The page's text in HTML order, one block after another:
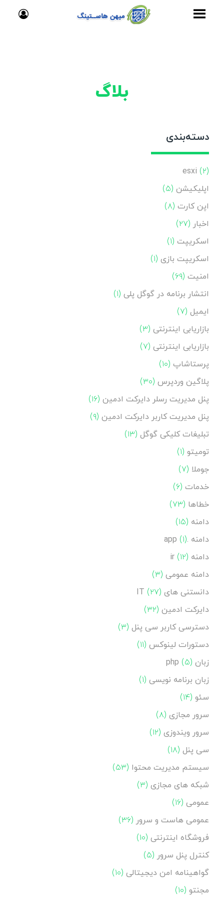
بلاگ
دسته‌بندی
esxi (۲)
اپلیکیشن (۵)
اپن کارت (۸)
اخبار (۲۷)
اسکریپت (۱)
اسکریپت بازی (۱)
امنیت (۶۹)
انتشار برنامه در گوگل پلی (۱)
ایمیل (۷)
بازاریابی اینترنتی (۳)
بازاریابی اینترنتی (۷)
پرستاشاپ (۱۰)
پلاگین وردپرس (۳۰)
پنل مدیریت رسلر دایرکت ادمین (۱۶)
پنل مدیریت کاربر دایرکت ادمین (۹)
تبلیغات کلیکی گوگل (۱۳)
تومیتو (۱)
جوملا (۷)
خدمات (۶)
خطاها (۷۳)
دامنه (۱۵)
دامنه .app(۱)
دامنه ir (۱۲)
دامنه عمومی (۳)
دانستنی های IT (۲۷)
دایرکت ادمین (۳۲)
دسترسی کاربر سی پنل (۳)
دستورات لینوکس (۱۱)
زبان php (۵)
زبان برنامه نویسی (۱)
سئو (۱۴)
سرور مجازی (۸)
سرور ویندوزی (۱۲)
سی پنل (۱۸)
سیستم مدیریت محتوا (۵۳)
شبکه های مجازی (۳)
عمومی (۱۶)
عمومی هاست و سرور (۳۶)
فروشگاه اینترنتی (۱۰)
کنترل پنل سرور (۵)
گواهینامه امن دیجیتالی (۱۰)
مجنتو (۱۰)